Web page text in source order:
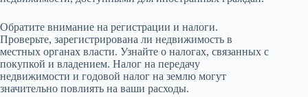
Обратите внимание на регистрации и налоги.
Проверьте, зарегистрирована ли недвижимость в
местных органах власти. Узнайте о налогах, связанных с
покупкой и владением. Налог на передачу
недвижимости и годовой налог на землю могут
значительно повлиять на ваши расходы.